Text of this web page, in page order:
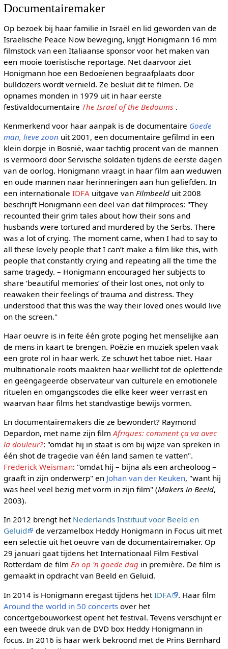
Documentairemaker
Op bezoek bij haar familie in Israël en lid geworden van de
Israëlische Peace Now beweging, krijgt Honigmann 16 mm
filmstock van een Italiaanse sponsor voor het maken van
een mooie toeristische reportage. Net daarvoor ziet
Honigmann hoe een Bedoeïenen begraafplaats door
bulldozers wordt vernield. Ze besluit dit te filmen. De
opnames monden in 1979 uit in haar eerste
festivaldocumentaire The Israel of the Bedouins .
Kenmerkend voor haar aanpak is de documentaire Goede
man, lieve zoon uit 2001, een documentaire gefilmd in een
klein dorpje in Bosnië, waar tachtig procent van de mannen
is vermoord door Servische soldaten tijdens de eerste dagen
van de oorlog. Honigmann vraagt in haar film aan weduwen
en oude mannen naar herinneringen aan hun geliefden. In
een internationale IDFA uitgave van Filmbeelduit 2008
beschrijft Honigmann een deel van dat filmproces: "They
recounted their grim tales about how their sons and
husbands were tortured and murdered by the Serbs. There
was a lot of crying. The moment came, when I had to say to
all these lovely people that I can’t make a film like this, with
people that constantly crying and repeating all the time the
same tragedy. – Honigmann encouraged her subjects to
share ‘beautiful memories’ of their lost ones, not only to
reawaken their feelings of trauma and distress. They
understood that this was the way their loved ones would live
on the screen."
Haar oeuvre is in feite één grote poging het menselijke aan
de mens in kaart te brengen. Poëzie en muziek spelen vaak
een grote rol in haar werk. Ze schuwt het taboe niet. Haar
multinationale roots maakten haar wellicht tot de oplettende
en geëngageerde observateur van culturele en emotionele
rituelen en omgangscodes die elke keer weer verrast en
waarvan haar films het standvastige bewijs vormen.
En documentairemakers die ze bewondert? Raymond
Depardon, met name zijn filmAfriques: comment ça va avec
la douleur?: "omdat hij in staat is om bij wijze van spreken in
één shot de tragedie van één land samen te vatten".
Frederick Weisman: "omdat hij – bijna als een archeoloog –
graaft in zijn onderwerp" en Johan van der Keuken, "want hij
was heel veel bezig met vorm in zijn film" (Makers in Beeld,
2003).
In 2012 brengt het Nederlands Instituut voor Beeld en
Geluid
de verzamelbox Heddy Honigmann in Focus uit met
een selectie uit het oeuvre van de documentairemaker. Op
29 januari gaat tijdens het Internationaal Film Festival
Rotterdam de film En op 'n goede dagin première. De film is
gemaakt in opdracht van Beeld en Geluid.
In 2014 is Honigmann eregast tijdens hetIDFA
. Haar film
Around the world in 50 concertsover het
concertgebouworkest opent het festival. Tevens verschijnt er
een tweede druk van de DVD box Heddy Honigmann in
focus. In 2016 is haar werk bekroond met de Prins Bernhard